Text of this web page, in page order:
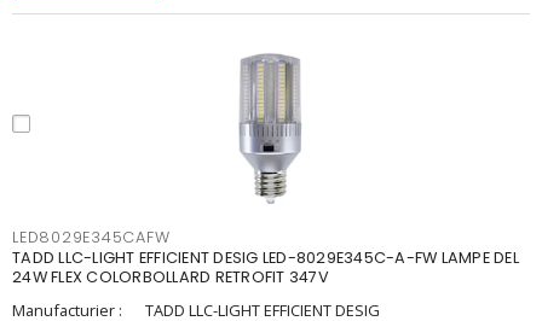
LED8029E345CAFW
TADD LLC-LIGHT EFFICIENT DESIG LED-8029E345C-A-FW LAMPE DEL
24W FLEX COLORBOLLARD RETROFIT 347V
Manufacturier :
TADD LLC-LIGHT EFFICIENT DESIG